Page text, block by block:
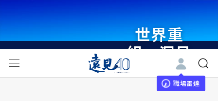
世界重
組・洞見
未來 與
世界領袖
職場雷達